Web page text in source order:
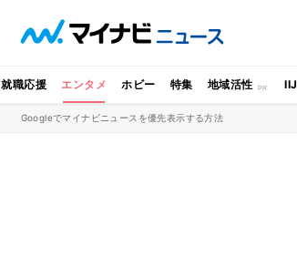
就職応援 エンタメ ホビー 特集 地域活性 IIJ
Googleでマイナビニュースを優先表示する方法